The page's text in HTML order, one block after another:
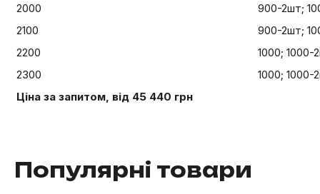
2000
900-2шт;
2100
900-2шт;
2200
1000; 1000-
2300
1000; 1000-
Ціна за запитом, від 45 440 грн
Популярні товари